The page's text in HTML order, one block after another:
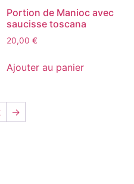
Portion de Manioc avec
saucisse toscana
20,00 €
Ajouter au panier
→